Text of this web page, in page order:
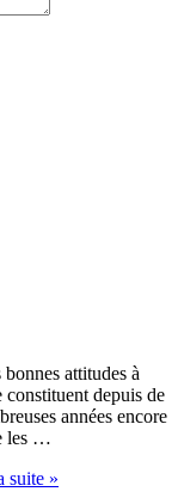
attitudes à
constituent depuis de
années encore
les …
suite »